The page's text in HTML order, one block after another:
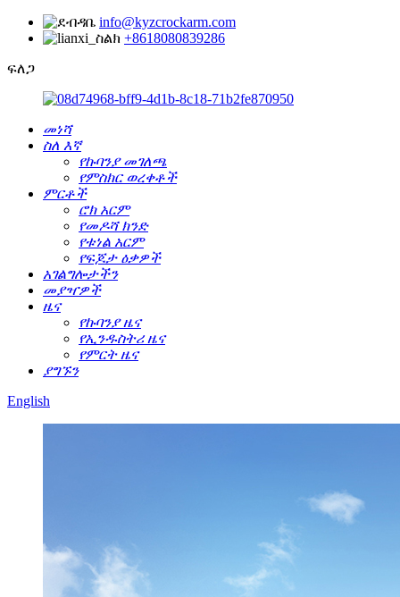
info@kyzcrockarm.com
+8618080839286
ፍለጋ
መነሻ
ስለ እኛ
የኩባንያ መገለጫ
የምስክር ወረቀቶች
ምርቶች
ሮክ አርም
የመዶሻ ክንድ
የቱነል አርም
የፍጆታ ዕቃዎች
አገልግሎታችን
መያዣዎች
ዜና
የኩባንያ ዜና
የኢንዱስትሪ ዜና
የምርት ዜና
ያግኙን
English